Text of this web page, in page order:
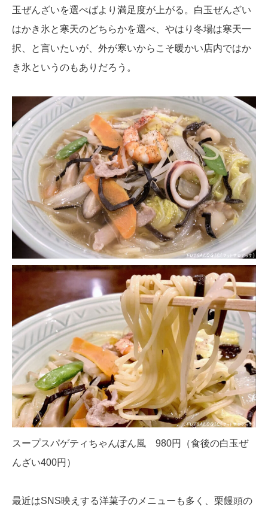
玉ぜんざいを選べばより満足度が上がる。白玉ぜんざい
はかき氷と寒天のどちらかを選べ、やはり冬場は寒天一
択、と言いたいが、外が寒いからこそ暖かい店内ではか
き氷というのもありだろう。
スープスパゲティちゃんぽん風 980円（食後の白玉ぜ
んざい400円）
最近はSNS映えする洋菓子のメニューも多く、栗饅頭の